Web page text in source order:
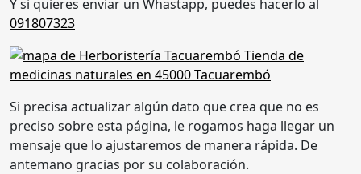
Y si quieres enviar un Whastapp, puedes hacerlo al
091807323
Si precisa actualizar algún dato que crea que no es
preciso sobre esta página, le rogamos haga llegar un
mensaje que lo ajustaremos de manera rápida. De
antemano gracias por su colaboración.